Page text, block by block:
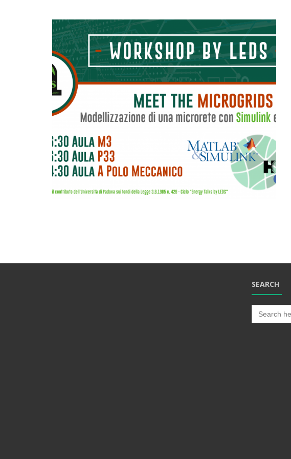
SEARCH
Search
for: